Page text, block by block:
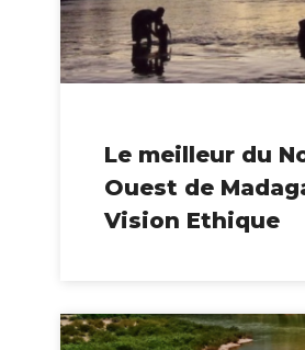
Le meilleur du
Ouest de
Vision Ethique